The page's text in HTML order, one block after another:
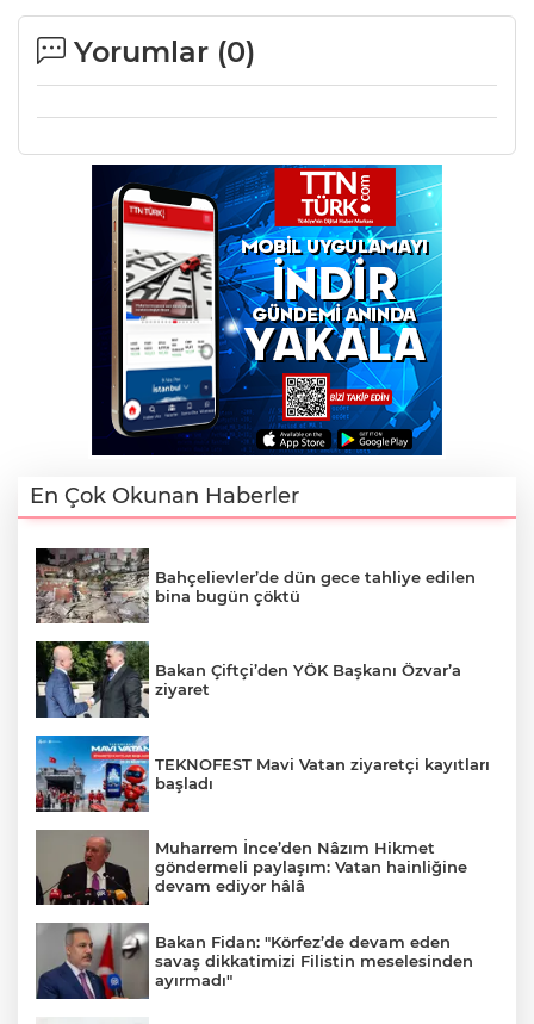
Yorumlar (0)
En Çok Okunan Haberler
Bahçelievler’de dün gece tahliye edilen
bina bugün çöktü
Bakan Çiftçi’den YÖK Başkanı Özvar’a
ziyaret
TEKNOFEST Mavi Vatan ziyaretçi kayıtları
başladı
Muharrem İnce’den Nâzım Hikmet
göndermeli paylaşım: Vatan hainliğine
devam ediyor hâlâ
Bakan Fidan: "Körfez’de devam eden
savaş dikkatimizi Filistin meselesinden
ayırmadı"